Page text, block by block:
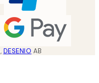
, DESENIO AB